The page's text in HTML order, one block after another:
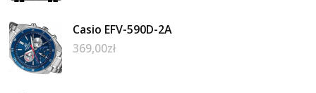
Casio EFV-590D-2A
369,00zł